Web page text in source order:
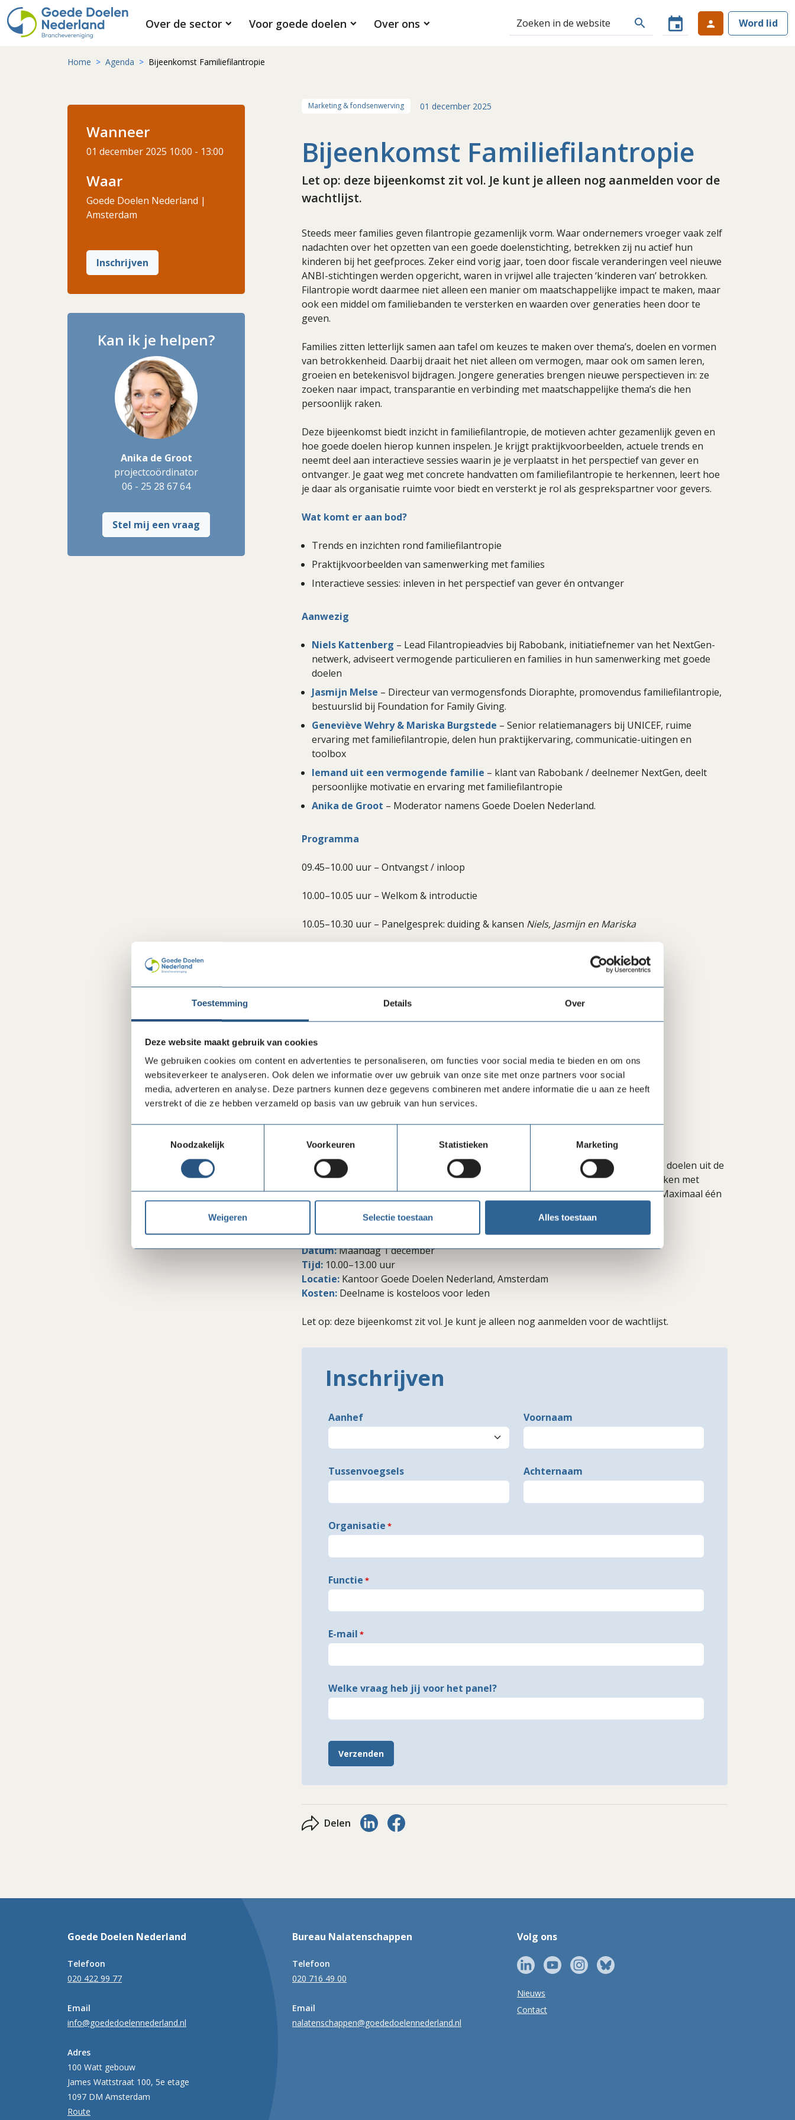
Toestemming Details Over
Deze website maakt gebruik van cookies
We gebruiken cookies om content en advertenties te personaliseren, om functies voor social media te bieden en om ons
websiteverkeer te analyseren. Ook delen we informatie over uw gebruik van onze site met onze partners voor social
media, adverteren en analyse. Deze partners kunnen deze gegevens combineren met andere informatie die u aan ze heeft
verstrekt of die ze hebben verzameld op basis van uw gebruik van hun services.
Noodzakelijk
Voorkeuren Statistieken Marketing
Weigeren Selectie toestaan Alles toestaan
Over de sector Voor goede doelen Over ons search event person Word lid
Home Agenda Bijeenkomst Familiefilantropie
Marketing & fondsenwerving 01 december 2025
Bijeenkomst Familiefilantropie
Let op: deze bijeenkomst zit vol. Je kunt je alleen nog aanmelden voor de
wachtlijst.
Steeds meer families geven filantropie gezamenlijk vorm. Waar ondernemers vroeger vaak zelf
nadachten over het opzetten van een goede doelenstichting, betrekken zij nu actief hun
kinderen bij het geefproces. Zeker eind vorig jaar, toen door fiscale veranderingen veel nieuwe
ANBI-stichtingen werden opgericht, waren in vrijwel alle trajecten ‘kinderen van’ betrokken.
Filantropie wordt daarmee niet alleen een manier om maatschappelijke impact te maken, maar
ook een middel om familiebanden te versterken en waarden over generaties heen door te
geven.
Families zitten letterlijk samen aan tafel om keuzes te maken over thema’s, doelen en vormen
van betrokkenheid. Daarbij draait het niet alleen om vermogen, maar ook om samen leren,
groeien en betekenisvol bijdragen. Jongere generaties brengen nieuwe perspectieven in: ze
zoeken naar impact, transparantie en verbinding met maatschappelijke thema’s die hen
persoonlijk raken.
Deze bijeenkomst biedt inzicht in familiefilantropie, de motieven achter gezamenlijk geven en
hoe goede doelen hierop kunnen inspelen. Je krijgt praktijkvoorbeelden, actuele trends en
neemt deel aan interactieve sessies waarin je je verplaatst in het perspectief van gever en
ontvanger. Je gaat weg met concrete handvatten om familiefilantropie te herkennen, leert hoe
je daar als organisatie ruimte voor biedt en versterkt je rol als gesprekspartner voor gevers.
Wat komt er aan bod?
Trends en inzichten rond familiefilantropie
Praktijkvoorbeelden van samenwerking met families
Interactieve sessies: inleven in het perspectief van gever én ontvanger
Aanwezig
Niels Kattenberg – Lead Filantropieadvies bij Rabobank, initiatiefnemer van het NextGen-
netwerk, adviseert vermogende particulieren en families in hun samenwerking met goede
doelen
Jasmijn Melse – Directeur van vermogensfonds Dioraphte, promovendus familiefilantropie,
bestuurslid bij Foundation for Family Giving.
Geneviève Wehry & Mariska Burgstede – Senior relatiemanagers bij UNICEF, ruime
ervaring met familiefilantropie, delen hun praktijkervaring, communicatie-uitingen en
toolbox
Iemand uit een vermogende familie – klant van Rabobank / deelnemer NextGen, deelt
persoonlijke motivatie en ervaring met familiefilantropie
Anika de Groot – Moderator namens Goede Doelen Nederland.
Programma
09.45–10.00 uur – Ontvangst / inloop
10.00–10.05 uur – Welkom & introductie
10.05–10.30 uur – Panelgesprek: duiding & kansen Niels, Jasmijn en Mariska
10.30–10.55 uur – Praktijkvoorbeeld: in gesprek met een familiestichting
11.05–11.30 uur – Break-out 1: Gever of ontvangersperspectief (2 ruimtes)
11.30–11.35 uur – Zaalwissel
11.35–12.00 uur – Break-out 2: Wissel van rol
12.05–12.20 uur – Plenaire afsluiting
12.20–13.00 uur – Netwerklunch (broodjes ook mogelijk to go)
Voor wie?
Deze bijeenkomst is bedoeld voor relatiemanagers en fondsenwervers van goede doelen uit de
D+E categorie (> 1 miljoen baten) met ruime ervaring (minimaal 5-10 jr) in het werken met
vermogende gevers. Er is beperkt plek, dus wil je erbij zijn, meld je dan tijdig aan. Maximaal één
Praktische informatie
Datum:Maandag 1 december
Tijd: 10.00–13.00 uur
Locatie: Kantoor Goede Doelen Nederland, Amsterdam
Kosten: Deelname is kosteloos voor leden
Let op: deze bijeenkomst zit vol. Je kunt je alleen nog aanmelden voor de wachtlijst.
Inschrijven
Freeform
Check
Leave
this
field
Aanhef Voornaam
Tussenvoegsels Achternaam
Organisatie
Functie
E-mail
Welke vraag heb jij voor het panel?
Verzenden
Delen Delen via LinkedIn
Delen via Facebook
Wanneer
01 december 2025 10:00 - 13:00
Waar
Goede Doelen Nederland |
Amsterdam
Inschrijven
Kan ik je helpen?
Anika de Groot
projectcoördinator
06 - 25 28 67 64
Stel mij een vraag
Goede Doelen Nederland
Telefoon
020 422 99 77
Email
info@goededoelennederland.nl
Adres
100 Watt gebouw
James Wattstraat 100, 5e etage
1097 DM Amsterdam
Route
Bureau Nalatenschappen
Telefoon
020 716 49 00
Email
nalatenschappen@goededoelennederland.nl
Volg ons
Nieuws
Contact